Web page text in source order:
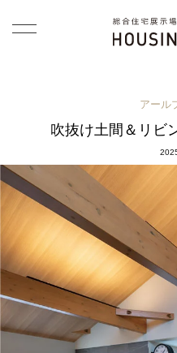
アール
吹抜け土間＆リビ